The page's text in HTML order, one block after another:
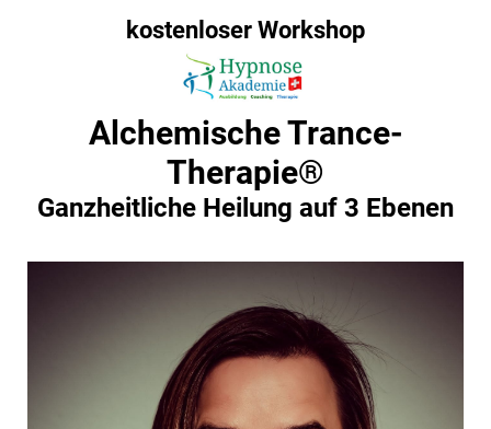
kostenloser Workshop
Alchemische Trance-
Therapie®
Ganzheitliche Heilung auf 3 Ebenen